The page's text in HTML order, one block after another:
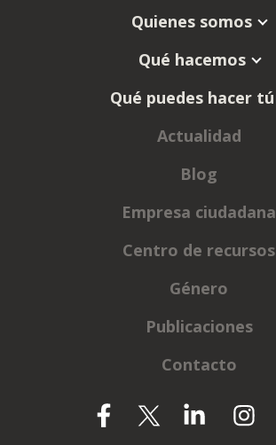
Quienes somos
Qué hacemos
Qué puedes hacer tú
Actualidad
Blog
Empresa ciudadana
Centro de recursos
Género
Publicaciones
Contacto